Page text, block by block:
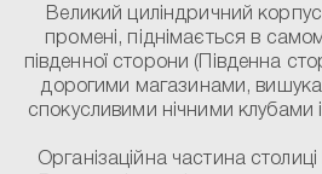
Великий циліндричний
промені, піднімається в
південної сторони (Південна
дорогими магазинами,
спокусливими нічними клубами
Організаційна частина